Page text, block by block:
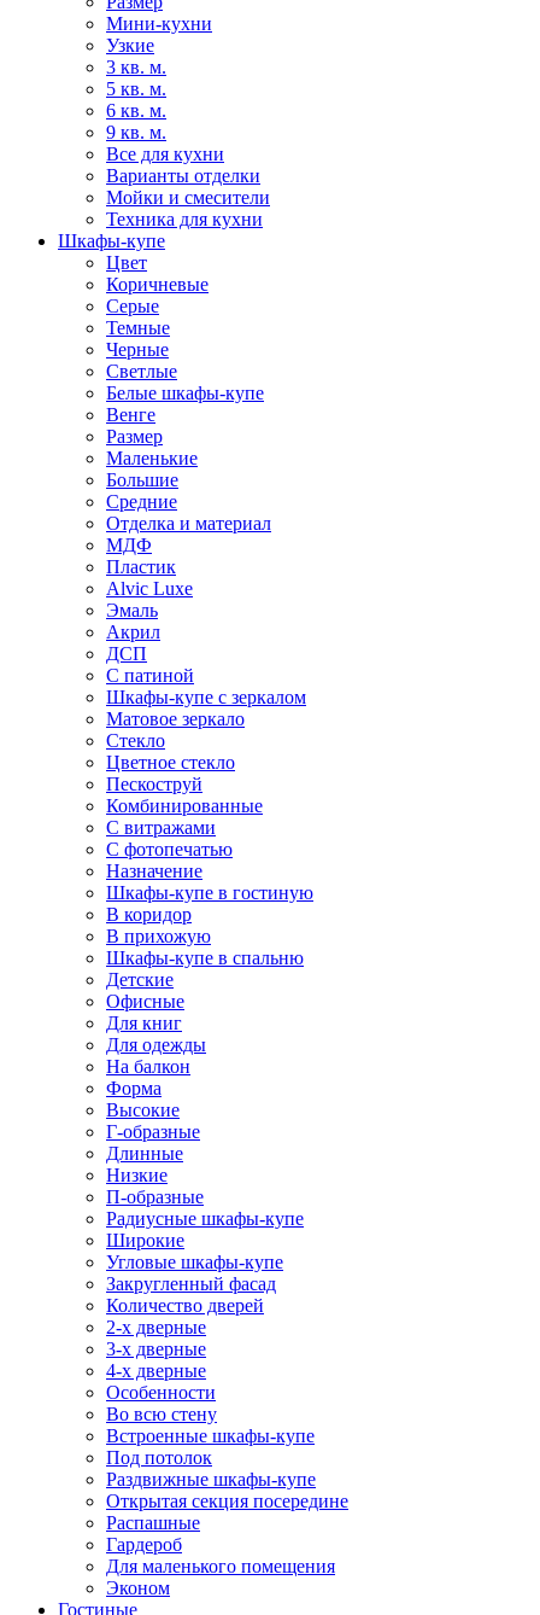
Мини-кухни
Узкие
3 кв. м.
5 кв. м.
6 кв. м.
9 кв. м.
Все для кухни
Варианты отделки
Мойки и смесители
Техника для кухни
Шкафы-купе
Цвет
Коричневые
Серые
Темные
Черные
Светлые
Белые шкафы-купе
Венге
Размер
Маленькие
Большие
Средние
Отделка и материал
МДФ
Пластик
Alvic Luxe
Эмаль
Акрил
ДСП
С патиной
Шкафы-купе с зеркалом
Матовое зеркало
Стекло
Цветное стекло
Пескоструй
Комбинированные
С витражами
С фотопечатью
Назначение
Шкафы-купе в гостиную
В коридор
В прихожую
Шкафы-купе в спальню
Детские
Офисные
Для книг
Для одежды
На балкон
Форма
Высокие
Г-образные
Длинные
Низкие
П-образные
Радиусные шкафы-купе
Широкие
Угловые шкафы-купе
Закругленный фасад
Количество дверей
2-х дверные
3-х дверные
4-х дверные
Особенности
Во всю стену
Встроенные шкафы-купе
Под потолок
Раздвижные шкафы-купе
Открытая секция посередине
Распашные
Гардероб
Для маленького помещения
Эконом
Гостиные